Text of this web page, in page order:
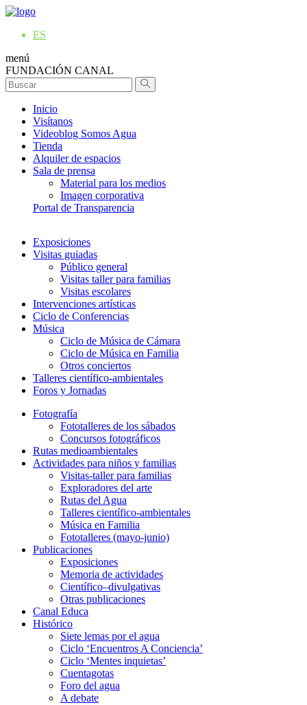
ES
menú
FUNDACIÓN CANAL
Inicio
Visítanos
Videoblog Somos Agua
Tienda
Alquiler de espacios
Sala de prensa
Material para los medios
Imagen corporativa
Portal de Transparencia
Exposiciones
Visitas guiadas
Público general
Visitas taller para familias
Visitas escolares
Intervenciones artísticas
Ciclo de Conferencias
Música
Ciclo de Música de Cámara
Ciclo de Música en Familia
Otros conciertos
Talleres científico-ambientales
Foros y Jornadas
Fotografía
Fototalleres de los sábados
Concursos fotográficos
Rutas medioambientales
Actividades para niños y familias
Visitas-taller para familias
Exploradores del arte
Rutas del Agua
Talleres científico-ambientales
Música en Familia
Fototalleres (mayo-junio)
Publicaciones
Exposiciones
Memoria de actividades
Científico–divulgativas
Otras publicaciones
Canal Educa
Histórico
Siete lemas por el agua
Ciclo ‘Encuentros A Conciencia’
Ciclo ‘Mentes inquietas’
Cuentagotas
Foro del agua
A debate